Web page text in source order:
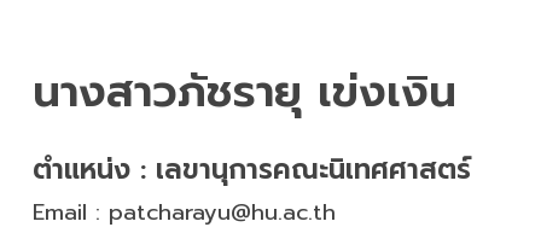
นางสาวภัชรายุ เข่งเงิน
ตำแหน่ง : เลขานุการคณะนิเทศศาสตร์
Email : patcharayu@hu.ac.th